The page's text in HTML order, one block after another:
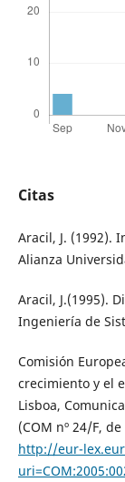
Citas
Aracil, J. (1992).
Alianza
Aracil, J.(1995).
Ingeniería de
Comisión
crecimiento y el
Lisboa,
(COM nº 24/F,
http://eur-